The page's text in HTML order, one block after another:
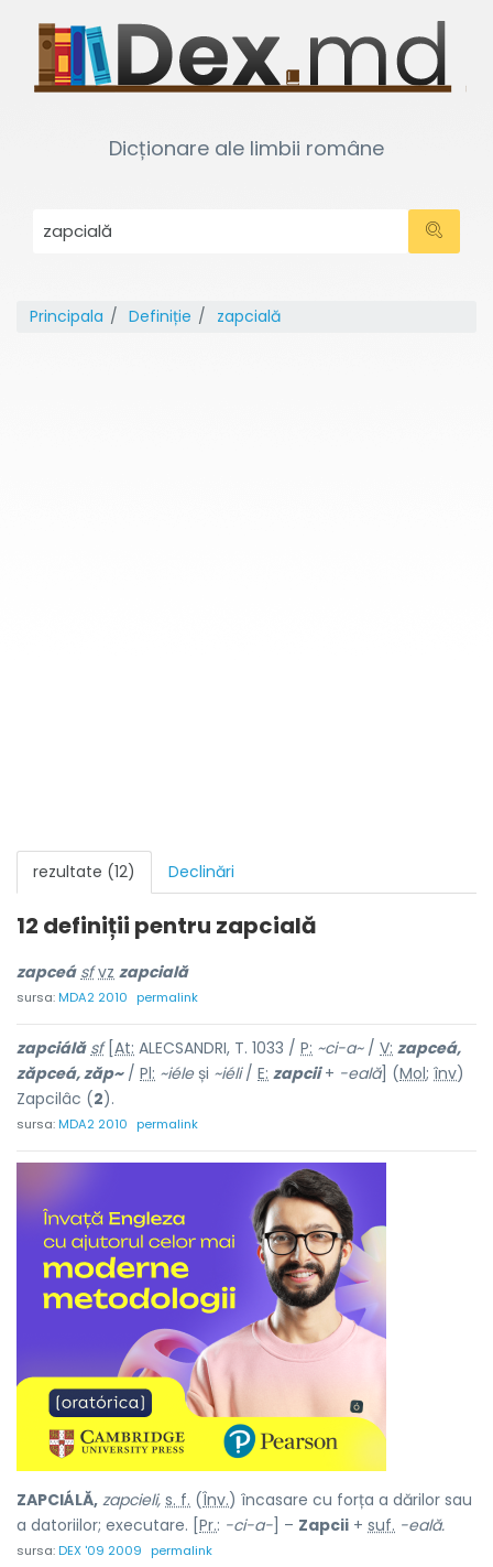
Dicționare ale limbii române
Principala Definiție zapcială
rezultate (12) Declinări
12 definiții pentru zapcială
zapceá sf vz zapcială
sursa:MDA2 2010 permalink
zapciálă sf[ At: ALECSANDRI, T. 1033 / P: ~ci-a~/ V: zapceá,
zăpceá, zăp~/ Pl: ~iéleși ~iéli/ E: zapcii+ -eală] (Mol; înv)
Zapcilâc (2).
sursa:MDA2 2010 permalink
ZAPCIÁLĂ, zapcieli, s. f. (Înv.) încasare cu forța a dărilor sau
a datoriilor; executare. [ Pr.: -ci-a- ] – Zapcii + suf. -eală.
sursa:DEX '09 2009 permalink